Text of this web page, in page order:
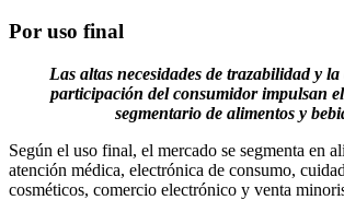
Por uso final
Las altas necesidades de trazabilidad y
participación del consumidor impulsan
segmentario de alimentos y
Según el uso final, el mercado se segmenta en
atención médica, electrónica de consumo,
cosméticos, comercio electrónico y venta